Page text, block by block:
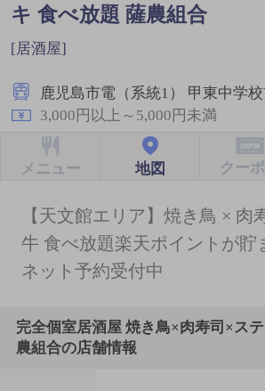
キ 食べ放題 薩農組合
[居酒屋]
鹿児島市電（系統1） 甲東中学
3,000円以上～5,000円未満
メニュー 地図 クー
【天文館エリア】焼き鳥 × 肉
牛 食べ放題楽天ポイントが貯
ネット予約受付中
完全個室居酒屋 焼き鳥×肉寿司×ス
農組合の店舗情報